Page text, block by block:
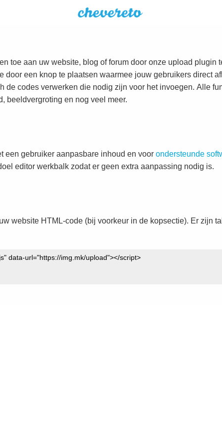
toe aan uw website, blog of forum door onze upload plugin
door een knop te plaatsen waarmee jouw gebruikers direct
de codes verwerken die nodig zijn voor het invoegen. Alle
beeldvergroting en nog veel meer.
een gebruiker aanpasbare inhoud en voor ondersteunde
editor werkbalk zodat er geen extra aanpassing nodig is.
website HTML-code (bij voorkeur in de kopsectie). Er zijn